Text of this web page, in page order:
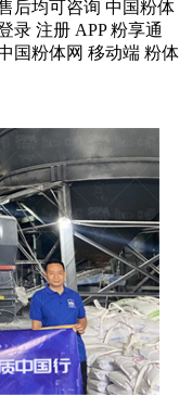
后均可咨询 中国粉体
录 注册 APP 粉享通
国粉体网 移动端 粉体